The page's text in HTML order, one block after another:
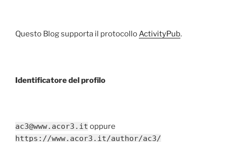
Questo Blog supporta il protocolloActivityPub.
Identificatore del profilo
ac3@www.acor3.it oppure
https://www.acor3.it/author/ac3/